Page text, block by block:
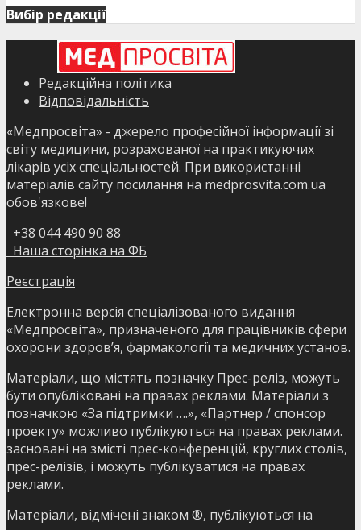
Вибір редакції
Редакційна політика
Відповідальність
«Медпросвіта» - джерело професійної інформації зі
світу медицини, розрахованої на практикуючих
лікарів усіх спеціальностей. При використанні
матеріалів сайту посилання на medprosvita.com.ua
обов'язкове!
+38 044 490 90 88
Наша сторінка на ФБ
Реєстрація
Електронна версія спеціалізованого видання
«Медпросвіта», призначеного для працівників сфери
охорони здоров’я, фармакології та медичних установ.
Матеріали, що містять позначку Прес-реліз, можуть
бути опубліковані на правах реклами. Матеріали з
позначкою «За підтримки ….», «Партнер / спонсор
проекту» можливо публікуються на правах реклами.
засновані на змісті прес-конференцій, круглих столів,
прес-релізів, і можуть публікуватися на правах
реклами.
Матеріали, відмічені знаком ®, публікуються на